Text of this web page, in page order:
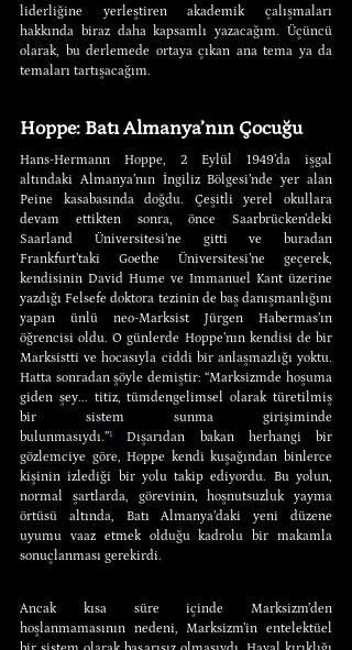
liderliğine yerleştiren akademik çalışmaları
hakkında biraz daha kapsamlı yazacağım. Üçüncü
olarak, bu derlemede ortaya çıkan ana tema ya da
temaları tartışacağım.
Hoppe: Batı Almanya’nın Çocuğu
Hans-Hermann Hoppe, 2 Eylül 1949’da işgal
altındaki Almanya’nın İngiliz Bölgesi’nde yer alan
Peine kasabasında doğdu. Çeşitli yerel okullara
devam ettikten sonra, önce Saarbrücken’deki
Saarland Üniversitesi’ne gitti ve buradan
Frankfurt’taki Goethe Üniversitesi’ne geçerek,
kendisinin David Hume ve Immanuel Kant üzerine
yazdığı Felsefe doktora tezinin de baş danışmanlığını
yapan ünlü neo-Marksist Jürgen Habermas’ın
öğrencisi oldu. O günlerde Hoppe’nın kendisi de bir
Marksistti ve hocasıyla ciddi bir anlaşmazlığı yoktu.
Hatta sonradan şöyle demiştir: “Marksizmde hoşuma
giden şey... titiz, tümdengelimsel olarak türetilmiş
bir sistem sunma girişiminde
bulunmasıydı.”¹ Dışarıdan bakan herhangi bir
gözlemciye göre, Hoppe kendi kuşağından binlerce
kişinin izlediği bir yolu takip ediyordu. Bu yolun,
normal şartlarda, görevinin, hoşnutsuzluk yayma
örtüsü altında, Batı Almanya’daki yeni düzene
uyumu vaaz etmek olduğu kadrolu bir makamla
sonuçlanması gerekirdi.
Ancak kısa süre içinde Marksizm’den
hoşlanmamasının nedeni, Marksizm’in entelektüel